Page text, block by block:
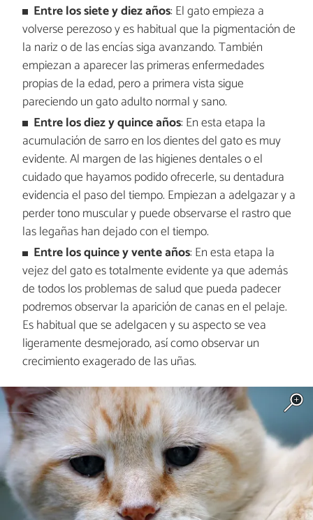
Entre los siete y diez años: El gato empieza a
volverse perezoso y es habitual que la pigmentación de
la nariz o de las encías siga avanzando. También
empiezan a aparecer las primeras enfermedades
propias de la edad, pero a primera vista sigue
pareciendo un gato adulto normal y sano.
Entre los diez y quince años: En esta etapa la
acumulación de sarro en los dientes del gato es muy
evidente. Al margen de las higienes dentales o el
cuidado que hayamos podido ofrecerle, su dentadura
evidencia el paso del tiempo. Empiezan a adelgazar y a
perder tono muscular y puede observarse el rastro que
las legañas han dejado con el tiempo.
Entre los quince y vente años: En esta etapa la
vejez del gato es totalmente evidente ya que además
de todos los problemas de salud que pueda padecer
podremos observar la aparición de canas en el pelaje.
Es habitual que se adelgacen y su aspecto se vea
ligeramente desmejorado, así como observar un
crecimiento exagerado de las uñas.